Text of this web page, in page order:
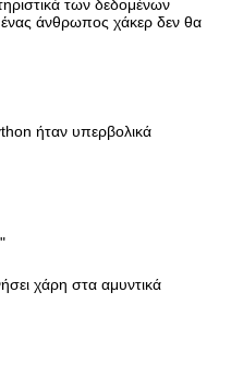
των δεδομένων
άνθρωπος χάκερ δεν θα
ήταν υπερβολικά
χάρη στα αμυντικά